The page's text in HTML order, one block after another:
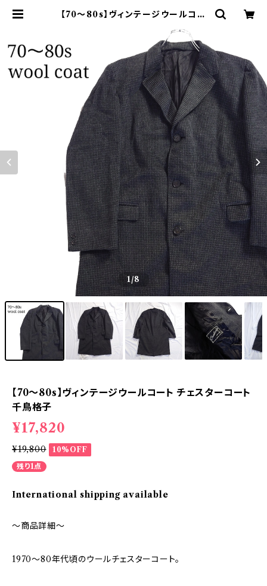
【70～80s】ヴィンテージウールコー
ライン古着屋 9chord
1/8
【70～80s】ヴィンテージウールコート チェスターコート
千鳥格子
¥17,820
¥19,800
10%OFF
残り1点
International shipping available
～商品詳細～
1970～80年代頃のウールチェスターコート。